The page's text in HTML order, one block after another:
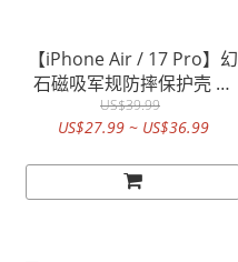
【iPhone Air / 17 Pro】幻
石磁吸军规防摔保护壳 凯
芙拉 | hoda®
US$39.99
US$27.99 ~ US$36.99